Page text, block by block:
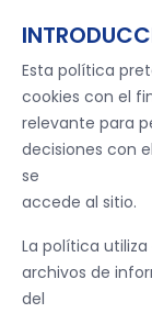
Esta política
cookies con el
relevante para
decisiones con
se
accede al sitio.
La política utiliza
archivos de
del